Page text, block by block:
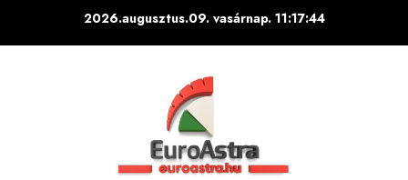
2026.augusztus.09. vasárnap. 11:17:45